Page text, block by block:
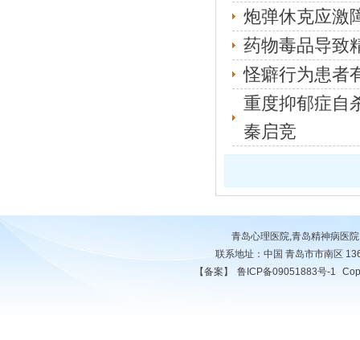
炮弹休克应激
药物毒品导致
怪癖行为患者
重度抑郁症自
秦启竞
青岛心理医院,青岛精神病医
联系地址：中国 青岛市市南区
【备案】
鲁ICP备09051883号-1